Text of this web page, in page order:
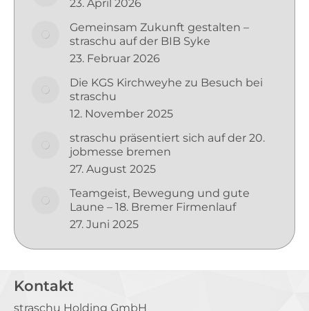
23. April 2026
Gemeinsam Zukunft gestalten –
straschu auf der BIB Syke
23. Februar 2026
Die KGS Kirchweyhe zu Besuch bei
straschu
12. November 2025
straschu präsentiert sich auf der 20.
jobmesse bremen
27. August 2025
Teamgeist, Bewegung und gute
Laune – 18. Bremer Firmenlauf
27. Juni 2025
Kontakt
straschu Holding GmbH